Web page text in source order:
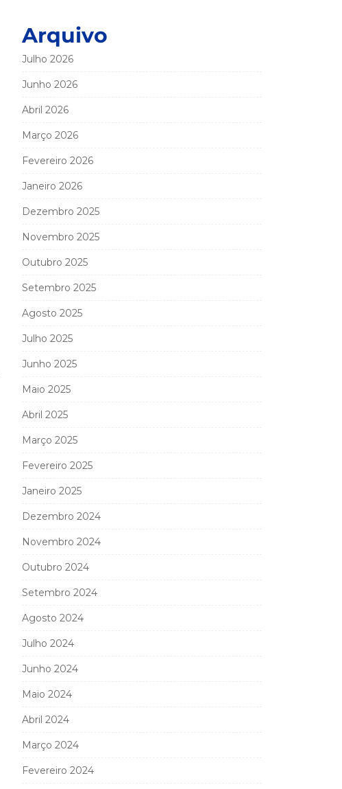
Arquivo
Julho 2026
Junho 2026
Abril 2026
Março 2026
Fevereiro 2026
Janeiro 2026
Dezembro 2025
Novembro 2025
Outubro 2025
Setembro 2025
Agosto 2025
Julho 2025
Junho 2025
Maio 2025
Abril 2025
Março 2025
Fevereiro 2025
Janeiro 2025
Dezembro 2024
Novembro 2024
Outubro 2024
Setembro 2024
Agosto 2024
Julho 2024
Junho 2024
Maio 2024
Abril 2024
Março 2024
Fevereiro 2024